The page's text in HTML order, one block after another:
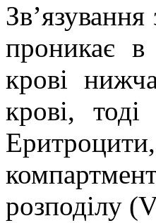
проникає в
крові
крові,
розподілу